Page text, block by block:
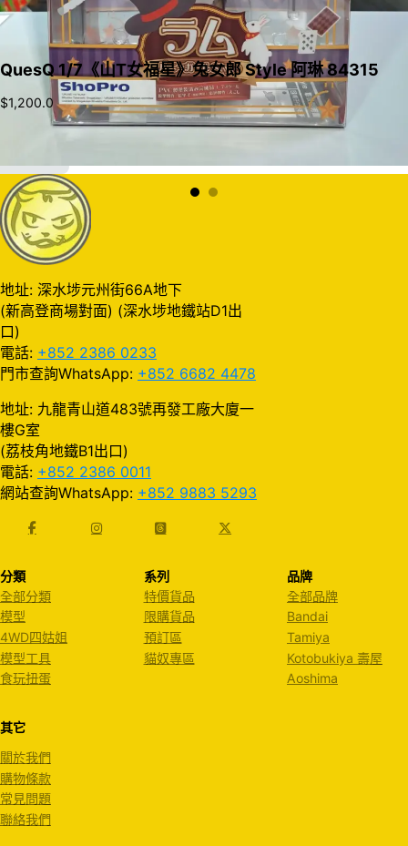
QuesQ 1/7《山T女福星》兔女郎 Style 阿琳 84315
$1,200.0
地址: 深水埗元州街66A地下
(新高登商場對面) (深水埗地鐵站D1出
口)
電話: +852 2386 0233
門市查詢WhatsApp: +852 6682 4478
地址: 九龍青山道483號再發工廠大廈一
樓G室
(荔枝角地鐵B1出口)
電話: +852 2386 0011
網站查詢WhatsApp: +852 9883 5293
分類
全部分類
模型
4WD四姑姐
模型工具
食玩扭蛋
系列
特價貨品
限購貨品
預訂區
貓奴專區
品牌
全部品牌
Bandai
Tamiya
Kotobukiya 壽屋
Aoshima
其它
關於我們
購物條款
常見問題
聯絡我們